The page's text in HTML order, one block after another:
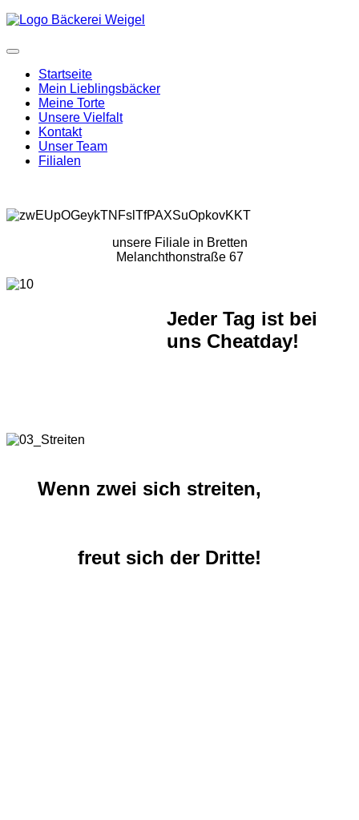
Startseite
Mein Lieblingsbäcker
Meine Torte
Unsere Vielfalt
Kontakt
Unser Team
Filialen
unsere Filiale in Bretten
Melanchthonstraße 67
Jeder Tag ist bei
uns Cheatday!
Wenn zwei sich streiten,
freut sich der Dritte!